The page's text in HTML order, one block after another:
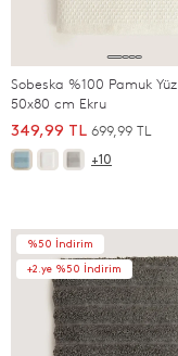
Sobeska %100 Pamuk Yüz Havlusu
50x80 cm Ekru
349,99 TL 699,99 TL
+10
%50 İndirim
+2.ye %50 İndirim